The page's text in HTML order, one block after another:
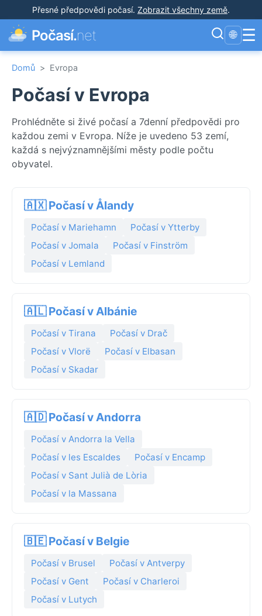
Přesné předpovědi počasí. Zobrazit všechny země.
Počasí.net 🌐 ☰
Domů > Evropa
Počasí v Evropa
Prohlédněte si živé počasí a 7denní předpovědi pro
každou zemi v Evropa. Níže je uvedeno 53 zemí,
každá s nejvýznamnějšími městy podle počtu
obyvatel.
🇦🇽 Počasí v Ålandy
Počasí v Mariehamn
Počasí v Ytterby
Počasí v Jomala
Počasí v Finström
Počasí v Lemland
🇦🇱 Počasí v Albánie
Počasí v Tirana
Počasí v Drač
Počasí v Vlorë
Počasí v Elbasan
Počasí v Skadar
🇦🇩 Počasí v Andorra
Počasí v Andorra la Vella
Počasí v les Escaldes
Počasí v Encamp
Počasí v Sant Julià de Lòria
Počasí v la Massana
🇧🇪 Počasí v Belgie
Počasí v Brusel
Počasí v Antverpy
Počasí v Gent
Počasí v Charleroi
Počasí v Lutych